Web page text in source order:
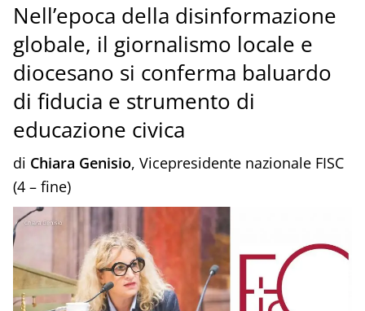
Nell’epoca della disinformazione
globale, il giornalismo locale e
diocesano si conferma baluardo
di fiducia e strumento di
educazione civica
di Chiara Genisio, Vicepresidente nazionale FISC
(4 – fine)